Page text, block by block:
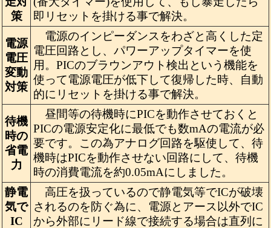
策
即リセットを掛ける事で解決。
電源
電圧
変動
対策
電源のインピーダンスをわざと高くした定
電圧回路とし、パワーアップタイマーを使
用。PICのブラウンアウト検出という機能を
使って電源電圧が低下して復帰した時、自動
的にリセットを掛ける事で解決。
待機
時の
省電
力
昼間等の待機時にPICを動作させておくと
PICの電源安定化に最低でも数mAの電流が必
要です。この為アナログ回路を駆使して、待
機時はPICを動作させない回路にして、待機
時の消費電流を約0.05mAにしました。
静電
気で
IC
高圧を扱っているので静電気等でICが破壊
されるのを防ぐ為に、電源とアース以外でIC
から外部にリード線で接続する場合は直列に